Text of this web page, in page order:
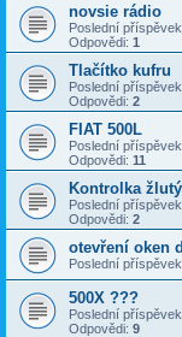
novsie rádio
Poslední
Odpovědi: 1
Tlačítko kufru
Poslední
Odpovědi: 2
FIAT 500L
Poslední
Odpovědi: 11
Kontrolka
Poslední
Odpovědi: 2
otevření oken
Poslední
500X ???
Poslední
Odpovědi: 9